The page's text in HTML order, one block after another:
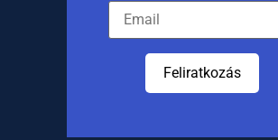
Feliratkozás